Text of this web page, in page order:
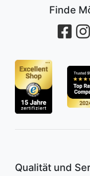
Finde
Qualität und